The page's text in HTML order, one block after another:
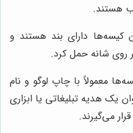
هستند.
کیسه‌ها دارای بند هستند و
روی شانه حمل کرد.
معمولاً با چاپ لوگو و نام
یک هدیه تبلیغاتی یا ابزاری
می‌گیرند.